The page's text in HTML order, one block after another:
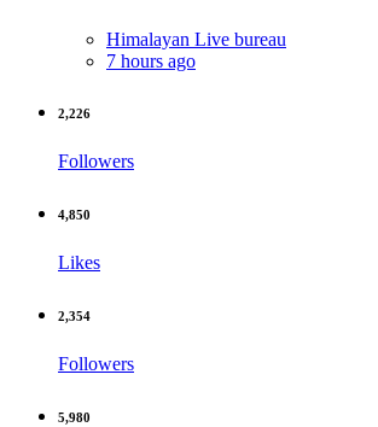
Himalayan Live bureau
7 hours ago
2,226
Followers
4,850
Likes
2,354
Followers
5,980